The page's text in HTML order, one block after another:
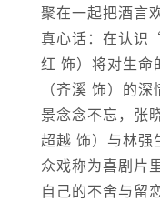
聚在一起把酒言
真心话：在认识
红 饰）将对生命
（齐溪 饰）的
景念念不忘，张
超越 饰）与林强
众戏称为喜剧
自己的不舍与留